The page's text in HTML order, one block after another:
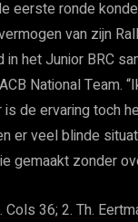
eerste ronde
van zijn
het Junior BRC
National Team.
is de ervaring toch
er veel blinde
gemaakt zonder
36; 2. Th.